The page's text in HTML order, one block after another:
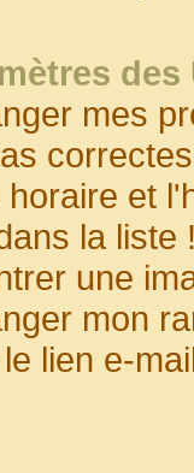
mes
et
la liste
une
mon
lien e-